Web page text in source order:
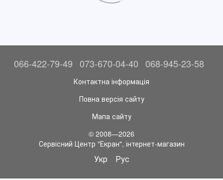
066-422-79-49 073-670-04-40 068-945-23-58
Контактна інформація
Повна версія сайту
Мапа сайту
© 2008—2026
Сервісний Центр "Екран", інтернет-магазин
Укр Рус